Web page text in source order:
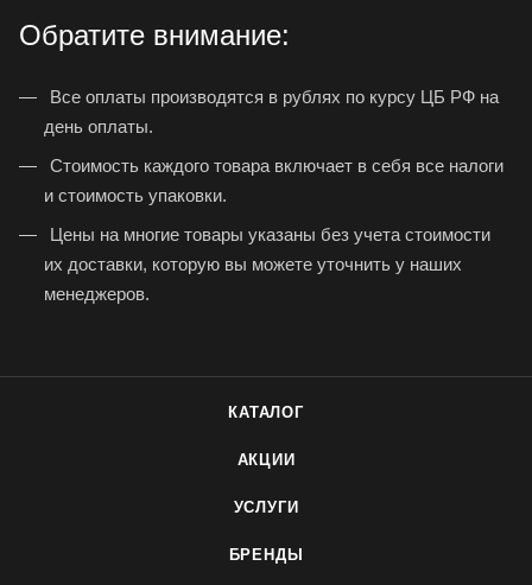
Обратите внимание:
Все оплаты производятся в рублях по курсу ЦБ РФ на
день оплаты.
Стоимость каждого товара включает в себя все налоги
и стоимость упаковки.
Цены на многие товары указаны без учета стоимости
их доставки, которую вы можете уточнить у наших
менеджеров.
КАТАЛОГ
АКЦИИ
УСЛУГИ
БРЕНДЫ